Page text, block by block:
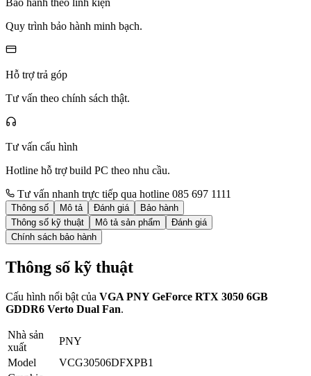
Quy trình bảo hành minh bạch.
Hỗ trợ trả góp
Tư vấn theo chính sách thật.
Tư vấn cấu hình
Hotline hỗ trợ build PC theo nhu cầu.
Tư vấn nhanh trực tiếp qua hotline 085 697 1111
Thông số Mô tả Đánh giá
Bảo hành
Thông số kỹ thuật
Mô tả sản phẩm
Đánh giá
Chính sách bảo hành
Thông số kỹ thuật
Cấu hình nổi bật của VGA PNY GeForce RTX 3050 6GB
GDDR6 Verto Dual Fan.
Nhà sản
xuất
PNY
Model
VCG30506DFXPB1